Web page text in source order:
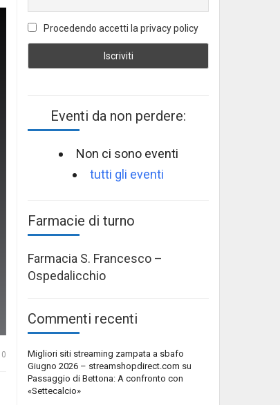
0
Procedendo accetti la privacy policy
Eventi da non perdere:
Non ci sono eventi
tutti gli eventi
Farmacie di turno
Farmacia S. Francesco –
Ospedalicchio
Commenti recenti
Migliori siti streaming zampata a sbafo
Giugno 2026 – streamshopdirect.com su
Passaggio di Bettona: A confronto con
«Settecalcio»